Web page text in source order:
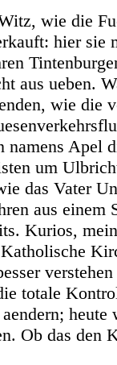
wie die
hier sie
aus ueben.
wie die
namens Apel
um
das Vater
aus einem
Kurios,
totale
heute
Ob das den